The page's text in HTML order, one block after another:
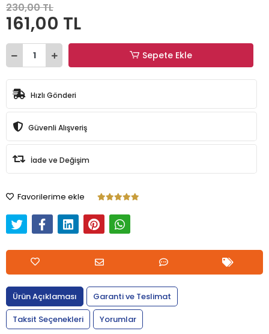
230,00 TL
161,00 TL
Sepete Ekle
Hızlı Gönderi
Güvenli Alışveriş
İade ve Değişim
Favorilerime ekle
Ürün Açıklaması
Garanti ve Teslimat
Taksit Seçenekleri
Yorumlar